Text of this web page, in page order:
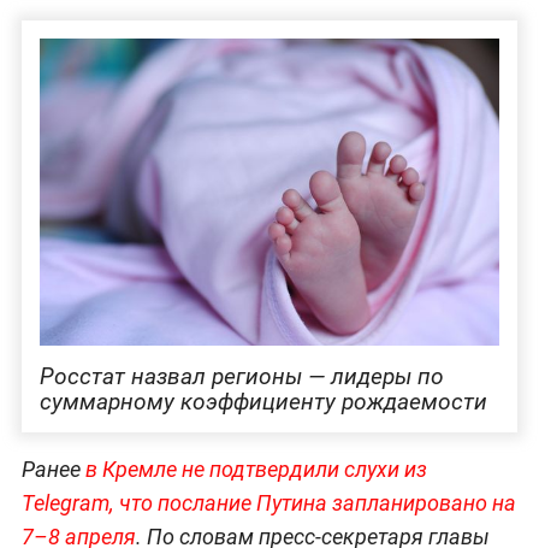
Росстат назвал регионы — лидеры по
суммарному коэффициенту рождаемости
Ранеев Кремле не подтвердили слухи из
Telegram, что послание Путина запланировано на
7–8 апреля. По словам пресс-секретаря главы